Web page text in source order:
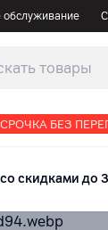
обслуживание
БЕЗ
скидками до